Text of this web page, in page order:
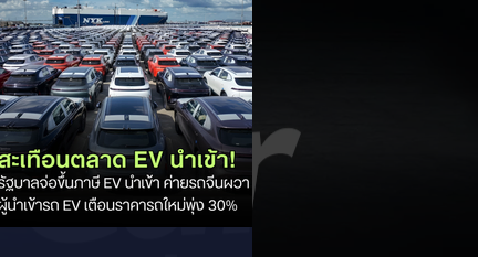
งอิงสเปคยุโรป): มิติตัวถังและพื้นที่: ตัว
รถยาว 4,270 มม. กว้าง 1,810 มม.
สูง 1,635 มม. ระยะฐานล้อ 2,605
มม. ความจุสัมภาระท้าย 510 ลิตร (พับ
เบาะเพิ่มเป็น 1,605 ลิตร)...